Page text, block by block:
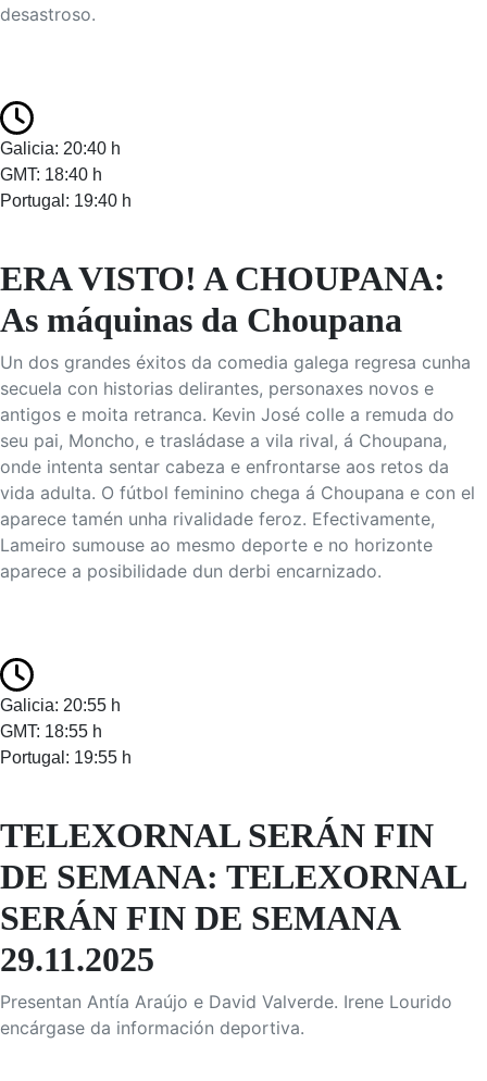
desastroso.
Galicia: 20:40 h
GMT: 18:40 h
Portugal: 19:40 h
ERA VISTO! A CHOUPANA:
As máquinas da Choupana
Un dos grandes éxitos da comedia galega regresa cunha
secuela con historias delirantes, personaxes novos e
antigos e moita retranca. Kevin José colle a remuda do
seu pai, Moncho, e trasládase a vila rival, á Choupana,
onde intenta sentar cabeza e enfrontarse aos retos da
vida adulta. O fútbol feminino chega á Choupana e con el
aparece tamén unha rivalidade feroz. Efectivamente,
Lameiro sumouse ao mesmo deporte e no horizonte
aparece a posibilidade dun derbi encarnizado.
Galicia: 20:55 h
GMT: 18:55 h
Portugal: 19:55 h
TELEXORNAL SERÁN FIN
DE SEMANA: TELEXORNAL
SERÁN FIN DE SEMANA
29.11.2025
Presentan Antía Araújo e David Valverde. Irene Lourido
encárgase da información deportiva.